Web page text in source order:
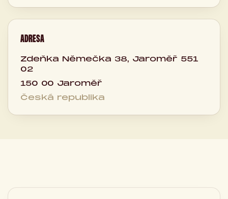
ADRESA
Zdeňka Němečka 38, Jaroměř 551
02
150 00 Jaroměř
Česká republika